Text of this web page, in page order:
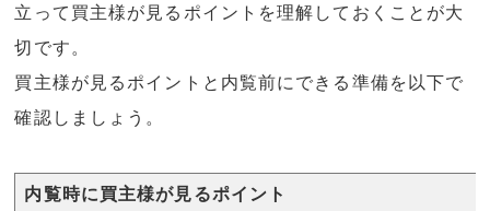
立って買主様が見るポイントを理解しておくことが大
切です。
買主様が見るポイントと内覧前にできる準備を以下で
確認しましょう。
内覧時に買主様が見るポイント